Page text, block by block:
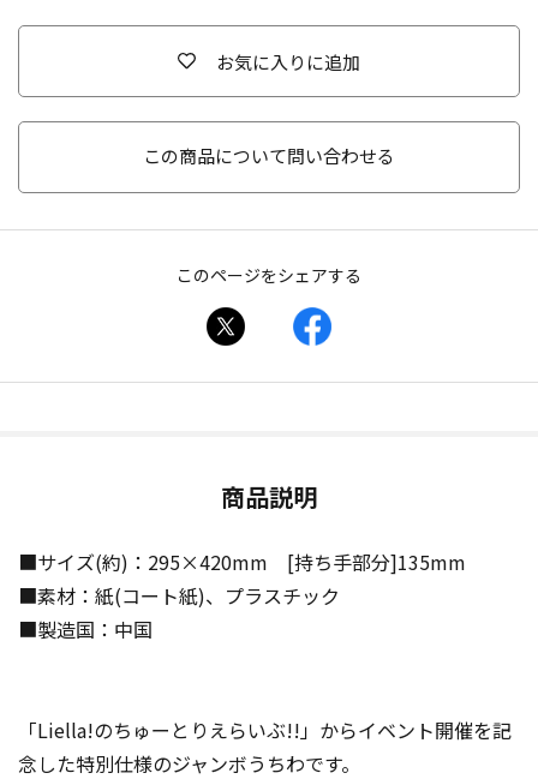
お気に入りに追加
この商品について問い合わせる
このページをシェアする
商品説明
■サイズ(約)：295×420mm [持ち手部分]135mm
■素材：紙(コート紙)、プラスチック
■製造国：中国
「Liella!のちゅーとりえらいぶ!!」からイベント開催を記
念した特別仕様のジャンボうちわです。